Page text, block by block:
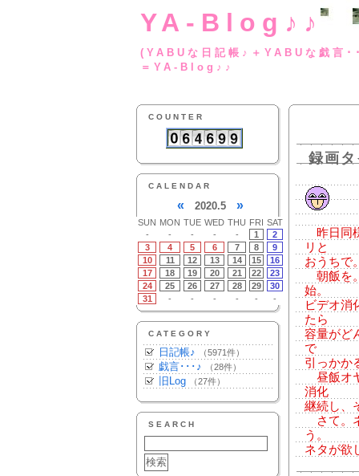
YA-Blog♪♪
(YABUな日記帳♪
＝YA-Blog♪♪
COUNTER
CALENDAR
« 2020.5 »
SUN MON TUE WED THU FRI SAT
-
- - - - 1
2
3
4 5 6 7 8
9
10
11 12 13 14 15
16
17
18 19 20 21 22
23
24
25 26 27 28 29
30
31
- - - - - -
CATEGORY
日記帳♪ （5971件）
戯言･･･♪ （28件）
旧Log （27件）
SEARCH
録画
昨日同
リと
おうちで
朝飯を
始。
ビデオ消
たら
容量がど
で
引っかか
昼飯オ
消化
継続し、
さて。
う。
ネタが欲